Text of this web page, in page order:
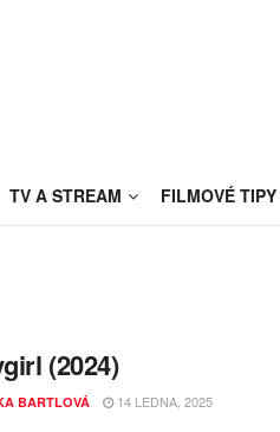
TV A STREAM FILMOVÉ TIPY
(2024)
BARTLOVÁ 14 LEDNA, 2025